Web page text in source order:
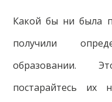
Какой бы ни была
получили
образовании.
постарайтесь их